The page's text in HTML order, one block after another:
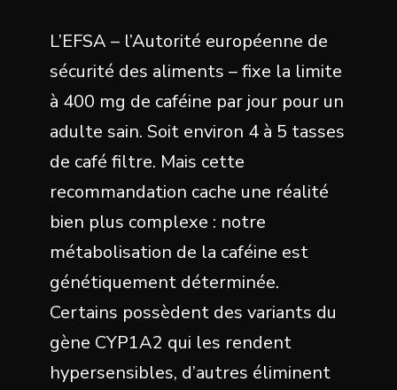
L’EFSA – l’Autorité européenne de
sécurité des aliments – fixe la limite
à 400 mg de caféine par jour pour un
adulte sain. Soit environ 4 à 5 tasses
de café filtre. Mais cette
recommandation cache une réalité
bien plus complexe : notre
métabolisation de la caféine est
génétiquement déterminée.
Certains possèdent des variants du
gène CYP1A2 qui les rendent
hypersensibles, d’autres éliminent